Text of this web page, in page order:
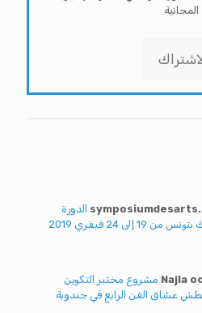
المجانية
الدورة
24 فيفري 2019
Najla مشروع مختبر التكوين
عشاق الفن الرابع في جندوبة